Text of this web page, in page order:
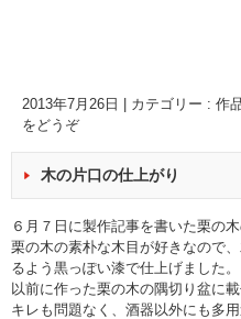
2013年7月26日 カテゴリー : 作
をどうぞ
木の片口の仕上がり
６月７日に製作記事を書いた栗の
栗の木の素朴な木目が好きなので
るよう黒っぽい漆で仕上げました。
以前に作った栗の木の隅切り盆に
キレも問題なく、酒器以外にも多用